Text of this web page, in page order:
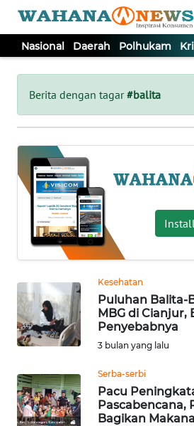
Nasional Daerah Polhukam
Berita dengan tagar#balita
Kesehatan
Puluhan Balita-
MBG di Cianjur,
Penyebabnya
3 bulan yang lalu
Serba-serbi
Pacu
Pascabencana,
Bagikan
Tutup
NASIONAL
DAERAH
POLHUKAM
KRIMINAL
EKUIN
SAINS-TEKNO
INTERNASIONAL